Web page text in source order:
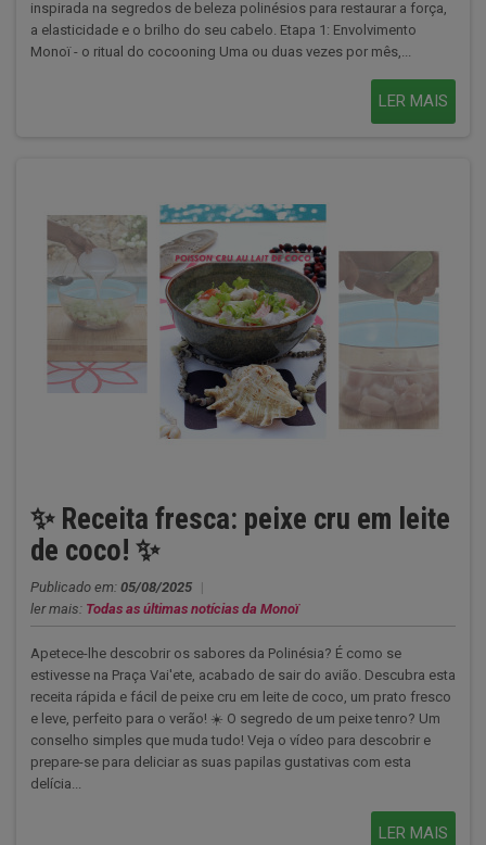
inspirada na segredos de beleza polinésios para restaurar a força,
a elasticidade e o brilho do seu cabelo. Etapa 1: Envolvimento
Monoï - o ritual do cocooning Uma ou duas vezes por mês,...
LER MAIS
✨ Receita fresca: peixe cru em leite
de coco! ✨
Publicado em: 05/08/2025
|
ler mais: Todas as últimas notícias da Monoï
Apetece-lhe descobrir os sabores da Polinésia? É como se
estivesse na Praça Vai'ete, acabado de sair do avião. Descubra esta
receita rápida e fácil de peixe cru em leite de coco, um prato fresco
e leve, perfeito para o verão! ☀️ O segredo de um peixe tenro? Um
conselho simples que muda tudo! Veja o vídeo para descobrir e
prepare-se para deliciar as suas papilas gustativas com esta
delícia...
LER MAIS